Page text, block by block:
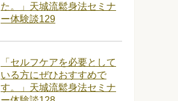
た。」天城流鬆身法セミナ
ー体験談129
「セルフケアを必要として
いる方にぜひおすすめで
す。」天城流鬆身法セミナ